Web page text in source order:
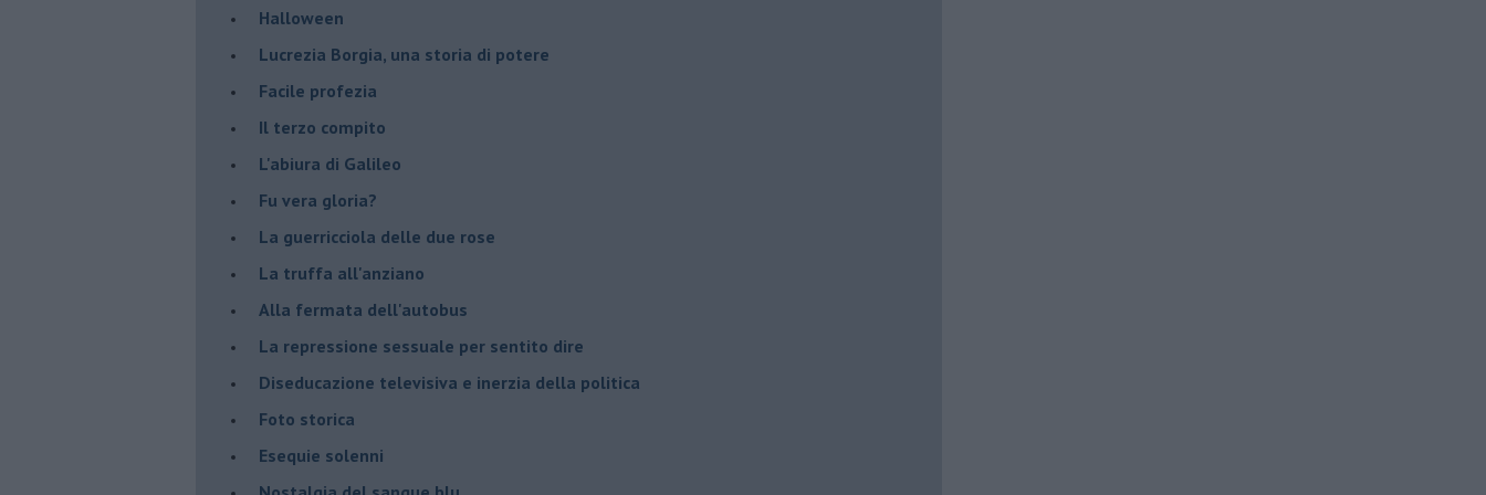
Halloween
​Lucrezia Borgia, una storia di potere
Facile profezia
Il terzo compito
L'abiura di Galileo
Fu vera gloria?
La guerricciola delle due rose
La truffa all'anziano
Alla fermata dell'autobus
La repressione sessuale per sentito dire
Diseducazione televisiva e inerzia della politica
Foto storica
Esequie solenni